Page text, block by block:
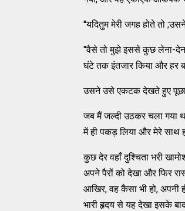
''यदितुम मेरी जगह होते तो
''वैसे तो मुझे इससे कुछ लेना-देना
घंटे तक इंतजार किया और हर
उसने उसे एकटक देखते हुए
जब मैं जल्दी उठकर चला गया
में ही पकड़ लिया और मेरे साथ
कुछ देर वहाँ दुश्चिता भरी
अपने पैरों को देखा और फिर
आखिर, वह कैसा भी हो, अपनी
भारी हृदय से यह देखा इसके